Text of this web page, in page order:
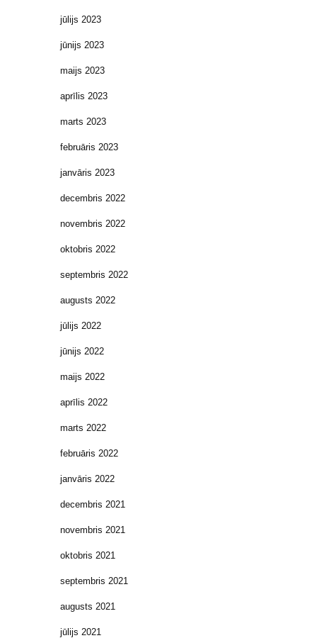
jūlijs 2023
jūnijs 2023
maijs 2023
aprīlis 2023
marts 2023
februāris 2023
janvāris 2023
decembris 2022
novembris 2022
oktobris 2022
septembris 2022
augusts 2022
jūlijs 2022
jūnijs 2022
maijs 2022
aprīlis 2022
marts 2022
februāris 2022
janvāris 2022
decembris 2021
novembris 2021
oktobris 2021
septembris 2021
augusts 2021
jūlijs 2021